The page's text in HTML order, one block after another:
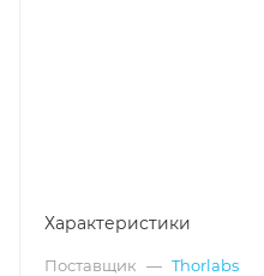
Характеристики
Поставщик — Thorlabs